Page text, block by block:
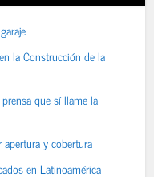
la Construcción de la
que sí llame la
y cobertura
en Latinoamérica